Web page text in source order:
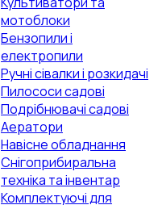
мотоблоки
Бензопили і
електропили
Ручні сівалки і розкидачі
Пилососи садові
Подрібнювачі садові
Аератори
Навісне обладнання
Снігоприбиральна
техніка та інвентар
Комплектуючі для